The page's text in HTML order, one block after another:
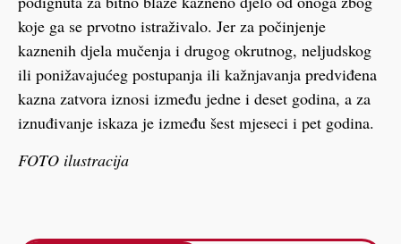
koje ga se prvotno istraživalo. Jer za počinjenje
kaznenih djela mučenja i drugog okrutnog, neljudskog
ili ponižavajućeg postupanja ili kažnjavanja predviđena
kazna zatvora iznosi između jedne i deset godina, a za
iznuđivanje iskaza je između šest mjeseci i pet godina.
FOTO ilustracija